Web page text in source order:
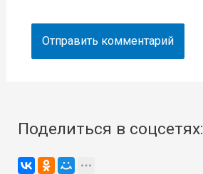
Поделиться в соцсетях: